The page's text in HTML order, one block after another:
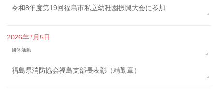
令和8年度第19回福島市私立幼稚園振興大会に参加
2026年7月5日
団体活動
福島県消防協会福島支部長表彰（精勤章）